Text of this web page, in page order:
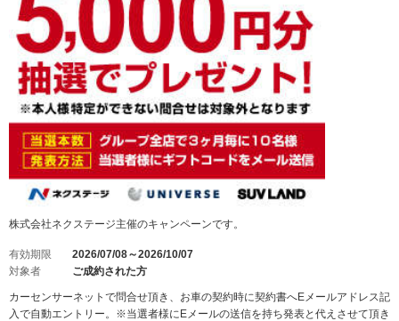
株式会社ネクステージ主催のキャンペーンです。
有効期限
2026/07/08～2026/10/07
対象者
ご成約された方
カーセンサーネットで問合せ頂き、お車の契約時に契約書へEメールアドレス記
入で自動エントリー。※当選者様にEメールの送信を持ち発表と代えさせて頂き